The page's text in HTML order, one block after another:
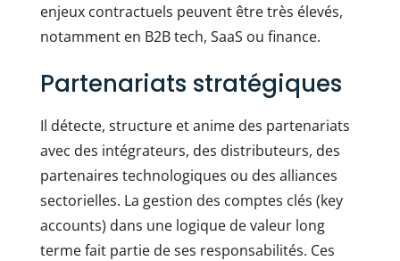
enjeux contractuels peuvent être très élevés,
notamment en B2B tech, SaaS ou finance.
Partenariats stratégiques
Il détecte, structure et anime des partenariats
avec des intégrateurs, des distributeurs, des
partenaires technologiques ou des alliances
sectorielles. La gestion des comptes clés (key
accounts) dans une logique de valeur long
terme fait partie de ses responsabilités. Ces